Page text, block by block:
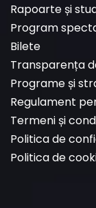
Rapoarte și
Program
Bilete
Transparența
Programe și
Regulament
Termeni și
Politica de
Politica de